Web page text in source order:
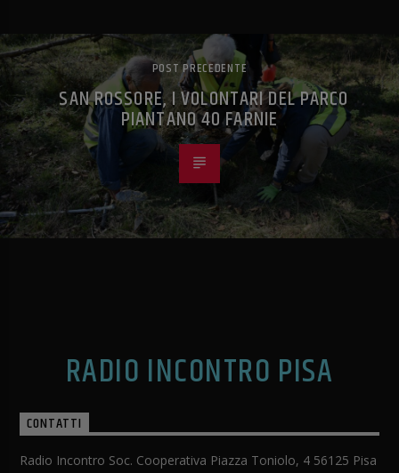
POST PRECEDENTE
SAN ROSSORE, I VOLONTARI DEL PARCO
PIANTANO 40 FARNIE
RADIO INCONTRO PISA
CONTATTI
Radio Incontro Soc. Cooperativa Piazza Toniolo, 4 56125 Pisa